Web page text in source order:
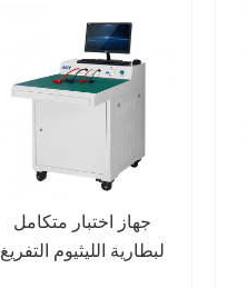
جهاز اختبار متكامل
لبطارية الليثيوم التفريغ